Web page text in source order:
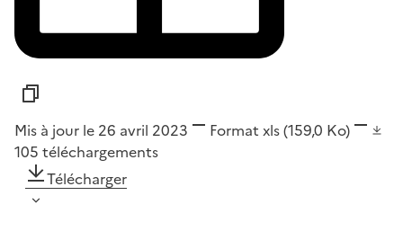
Mis à jour le 26 avril 2023 Format xls(159,0 Ko)
105 téléchargements
Télécharger